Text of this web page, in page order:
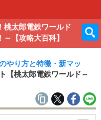
桃太郎電鉄ワールド
【攻略大百科】
やり方と特徴・新マッ
【桃太郎電鉄ワールド～